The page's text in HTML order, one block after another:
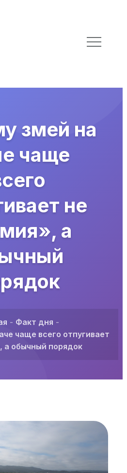
змей на
чаще
не
а
Факт дня
чаще всего отпугивает
а обычный порядок